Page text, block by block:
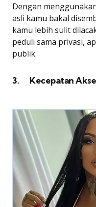
Dengan
asli kamu bakal
kamu lebih sulit
peduli sama privasi,
publik.
3. Kecepatan